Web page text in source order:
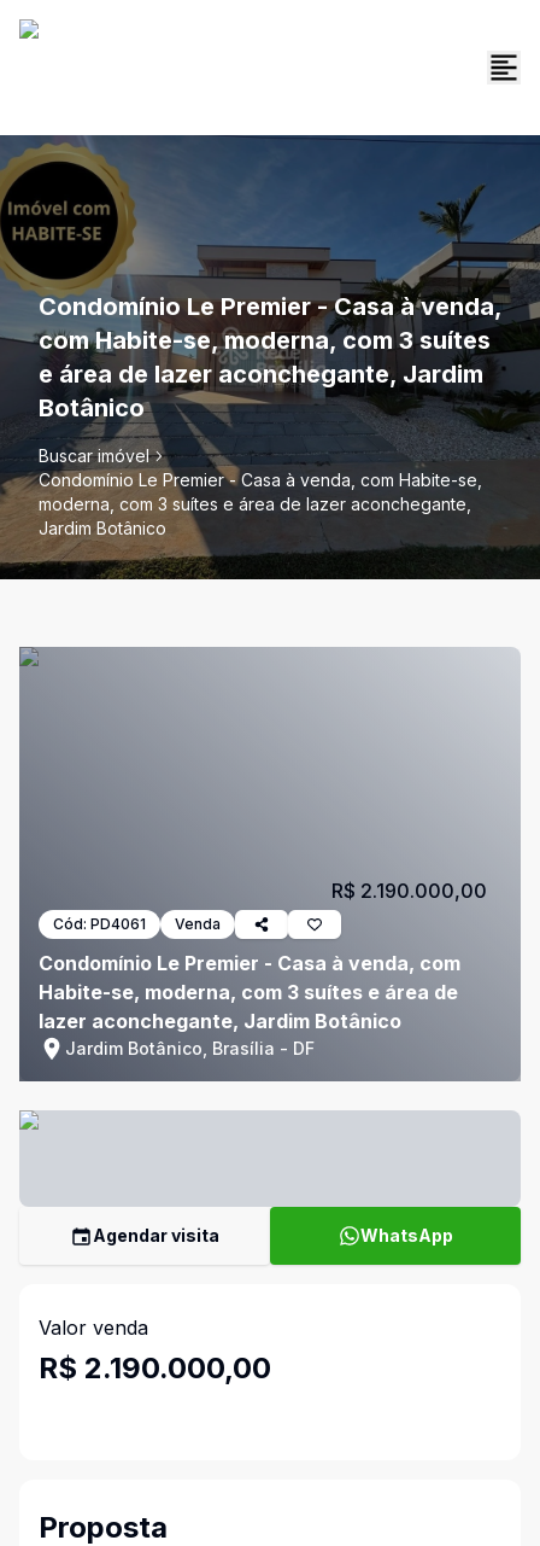
Condomínio Le Premier - Casa à venda,
com Habite-se, moderna, com 3 suítes
e área de lazer aconchegante, Jardim
Botânico
Buscar imóvel
Condomínio Le Premier - Casa à venda, com Habite-se,
moderna, com 3 suítes e área de lazer aconchegante,
Jardim Botânico
Cód: PD4061 Venda
Condomínio Le Premier - Casa à venda, com
Habite-se, moderna, com 3 suítes e área de
lazer aconchegante, Jardim Botânico
Jardim Botânico, Brasília - DF
R$ 2.190.000,00
Agendar visita WhatsApp
Valor venda
R$ 2.190.000,00
Proposta